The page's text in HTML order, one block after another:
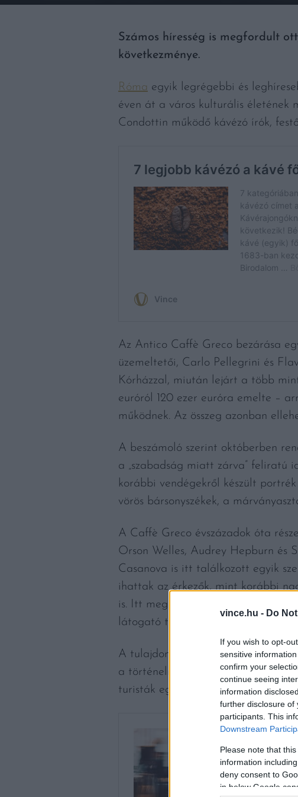
vince.hu - Do
If you wish to opt-
sensitive
confirm your
continue seeing
information
further disclosure of
participants. This
Downstream
Please note that
information
deny consent to
in below Google
Számos híresség is megfordult
következménye.
Róma egyik legrégebbi és
éven át a város kulturális életének
Condottin működő kávézó írók,
Az Antico Caffè Greco bezárása
üzemeltetői, Carlo Pellegrini és
Kórházzal, miután lejárt a több
euróról 120 ezer euróra emelte –
működnek. Az összeg azonban
A beszámoló szerint októberben
a „szabadság miatt zárva” feliratú
korábbi vendégekről készült
vörös bársonyszékek, a
A Caffè Greco évszázadok óta
Orson Welles, Audrey Hepburn és
Casanova is itt találkozott egyik
ihattak az érkezők, mint korábbi
is. Itt megforduló híres
látogató több ezer magyar turista
A tulajdonos célja az, hogy az
a történelmi helyszín karakterét. A
turisták egyik kedvenc